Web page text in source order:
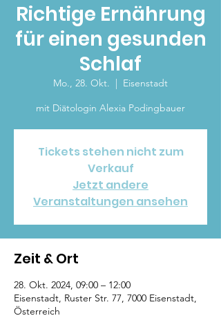
Richtige Ernährung
für einen gesunden
Schlaf
Mo., 28. Okt.
  |
Eisenstadt
mit Diätologin Alexia Podingbauer
Tickets stehen nicht zum
Verkauf
Jetzt andere
Veranstaltungen ansehen
Zeit & Ort
28. Okt. 2024, 09:00 – 12:00
Eisenstadt, Ruster Str. 77, 7000 Eisenstadt,
Österreich